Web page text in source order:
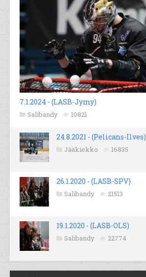
7.1.2024 - (LASB-Jymy)
Salibandy 10821
24.8.2021 - (Pelicans-Ilves)
Jääkiekko 16835
26.1.2020 - (LASB-SPV)
Salibandy 21513
19.1.2020 - (LASB-OLS)
Salibandy 22774